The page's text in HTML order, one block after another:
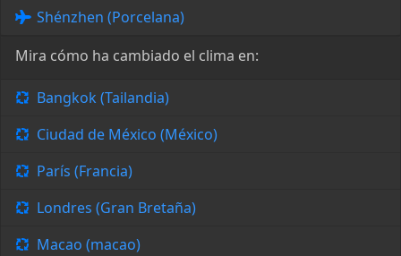
Shénzhen (Porcelana)
Mira cómo ha cambiado el clima en:
Bangkok (Tailandia)
Ciudad de México (México)
París (Francia)
Londres (Gran Bretaña)
Macao (macao)